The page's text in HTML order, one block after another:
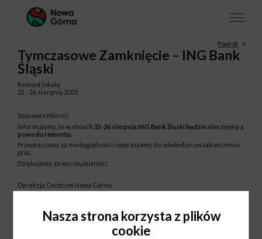
Powrót
Tymczasowe Zamknięcie – ING Bank
Śląski
Remont lokalu
21 - 26 sierpnia 2025
Szanowni Klienci,
informujemy, że w dniach 21-26 sierpnia ING Bank Śląski będzie nieczynny z
powodu remontu.
Przepraszamy za niedogodności i zapraszamy do odwiedzin po zakończeniu
prac.
Dziękujemy za wyrozumiałość!
Dyrekcja Centrum Nowa Górna
Nasza strona korzysta z plików
cookie